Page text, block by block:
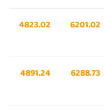
6201.02
4823.02
6288.73
4891.24